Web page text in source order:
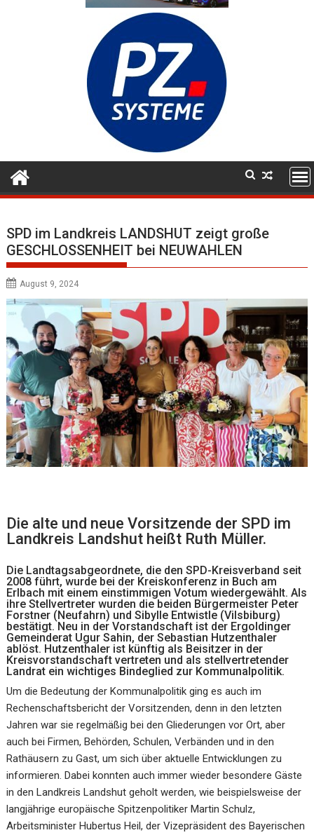
SPD im Landkreis LANDSHUT zeigt große
GESCHLOSSENHEIT bei NEUWAHLEN
August 9, 2024
Die alte und neue Vorsitzende der SPD im
Landkreis Landshut heißt Ruth Müller.
Die Landtagsabgeordnete, die den SPD-Kreisverband seit
2008 führt, wurde bei der Kreiskonferenz in Buch am
Erlbach mit einem einstimmigen Votum wiedergewählt. Als
ihre Stellvertreter wurden die beiden Bürgermeister Peter
Forstner (Neufahrn) und Sibylle Entwistle (Vilsbiburg)
bestätigt. Neu in der Vorstandschaft ist der Ergoldinger
Gemeinderat Ugur Sahin, der Sebastian Hutzenthaler
ablöst. Hutzenthaler ist künftig als Beisitzer in der
Kreisvorstandschaft vertreten und als stellvertretender
Landrat ein wichtiges Bindeglied zur Kommunalpolitik.
Um die Bedeutung der Kommunalpolitik ging es auch im
Rechenschaftsbericht der Vorsitzenden, denn in den letzten
Jahren war sie regelmäßig bei den Gliederungen vor Ort, aber
auch bei Firmen, Behörden, Schulen, Verbänden und in den
Rathäusern zu Gast, um sich über aktuelle Entwicklungen zu
informieren. Dabei konnten auch immer wieder besondere Gäste
in den Landkreis Landshut geholt werden, wie beispielsweise der
langjährige europäische Spitzenpolitiker Martin Schulz,
Arbeitsminister Hubertus Heil, der Vizepräsident des Bayerischen